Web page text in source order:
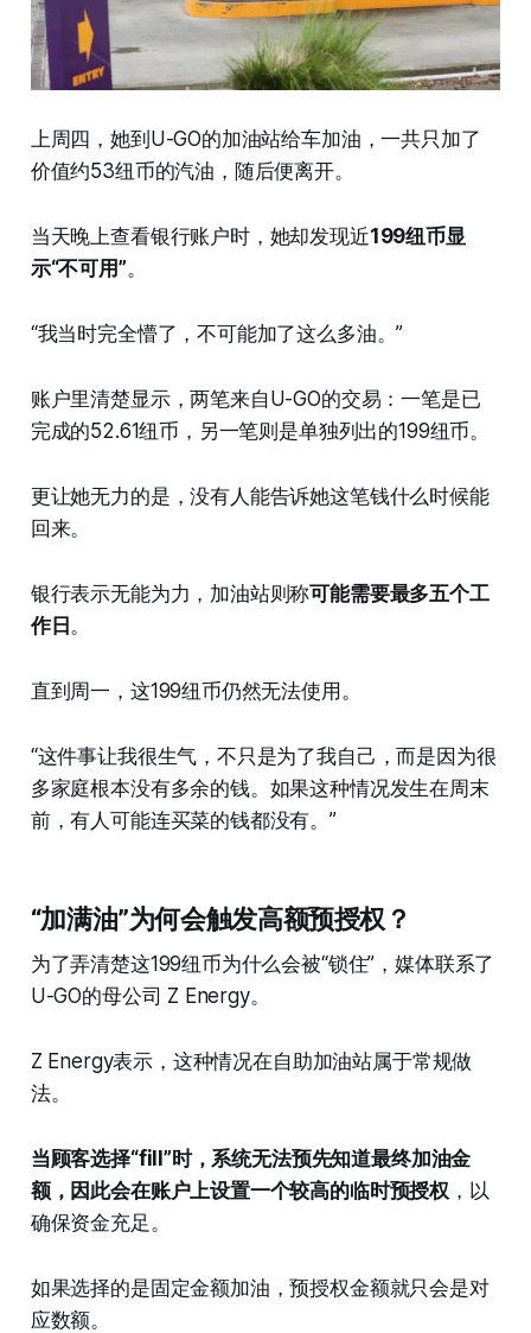
上周四，她到U-GO的加油站给车加油，一共只加了
价值约53纽币的汽油，随后便离开。
当天晚上查看银行账户时，她却发现近199纽币显
示“不可用”。
“我当时完全懵了，不可能加了这么多油。”
账户里清楚显示，两笔来自U-GO的交易：一笔是已
完成的52.61纽币，另一笔则是单独列出的199纽币。
更让她无力的是，没有人能告诉她这笔钱什么时候能
回来。
银行表示无能为力，加油站则称可能需要最多五个工
作日。
直到周一，这199纽币仍然无法使用。
“这件事让我很生气，不只是为了我自己，而是因为很
多家庭根本没有多余的钱。如果这种情况发生在周末
前，有人可能连买菜的钱都没有。”
“加满油”为何会触发高额预授权？
为了弄清楚这199纽币为什么会被“锁住”，媒体联系了
U-GO的母公司 Z Energy。
Z Energy表示，这种情况在自助加油站属于常规做
法。
当顾客选择“fill”时，系统无法预先知道最终加油金
额，因此会在账户上设置一个较高的临时预授权 ，以
确保资金充足。
如果选择的是固定金额加油，预授权金额就只会是对
应数额。